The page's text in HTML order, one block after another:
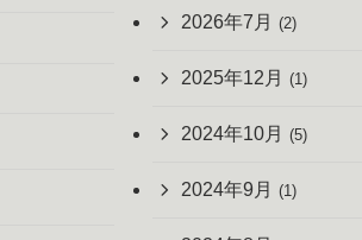
2026年7月 (2)
2025年12月 (1)
2024年10月 (5)
2024年9月 (1)